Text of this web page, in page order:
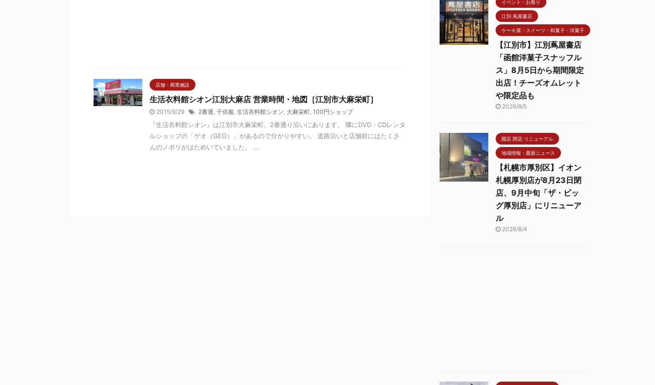
店舗・商業施設
生活衣料館シオン江別大麻店 営業時間・地図［江別市大麻栄町］
2015/9/29 2番通, 子供服, 生活衣料館シオン, 大麻栄町, 100円ショップ
『生活衣料館シオン』は江別市大麻栄町、2番通り沿いにあります。 隣にDVD・CDレンタ
ルショップの「ゲオ（GEO）」があるので分かりやすい。 道路沿いと店舗前にはたくさ
んのノボリがはためいていました。 ...
イベント・お祭り
江別 蔦屋書店
ケーキ屋・スイーツ・和菓子・洋菓子
【江別市】江別蔦屋書店
「函館洋菓子スナッフル
ス」8月5日から期間限定
出店！チーズオムレット
や限定品も
2026/8/5
開店 閉店 リニューアル
地域情報・最新ニュース
【札幌市厚別区】イオン
札幌厚別店が8月23日閉
店、9月中旬「ザ・ビッ
グ厚別店」にリニューア
ル
2026/8/4